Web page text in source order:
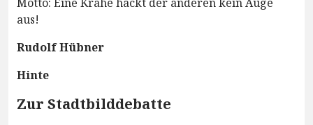
aus!
Rudolf Hübner
Hinte
Zur Stadtbilddebatte